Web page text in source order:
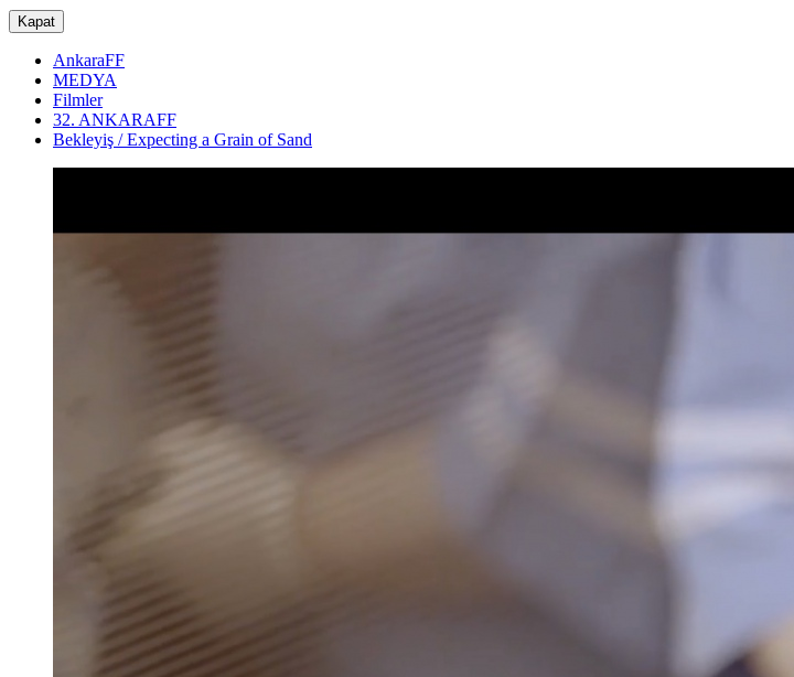
Kapat
AnkaraFF
MEDYA
Filmler
32. ANKARAFF
Bekleyiş / Expecting a Grain of Sand